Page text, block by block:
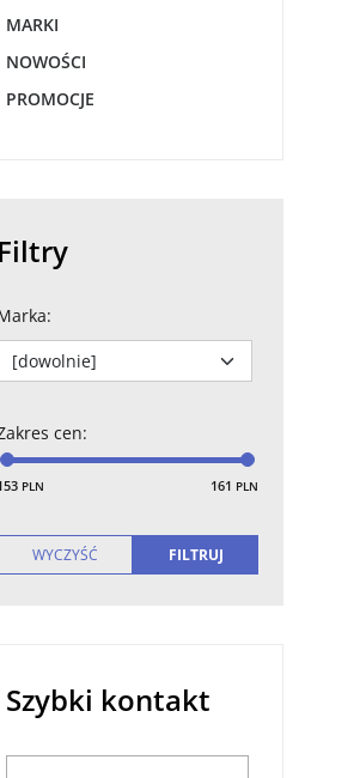
MARKI
NOWOŚCI
PROMOCJE
Filtry
:
cen:
PLN 161 PLN
Szybki kontakt